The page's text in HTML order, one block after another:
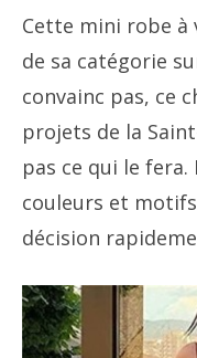
Cette mini robe à
de sa catégorie
convainc pas, ce
projets de la
pas ce qui le
couleurs et
décision